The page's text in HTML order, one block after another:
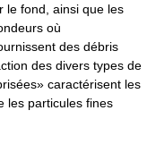
le fond, ainsi que les
où
des débris
des divers types de
caractérisent les
les particules fines